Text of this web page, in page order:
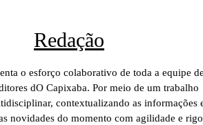
Redação
o esforço colaborativo de toda a equipe
dO Capixaba. Por meio de um trabalho
contextualizando as informações
novidades do momento com agilidade e